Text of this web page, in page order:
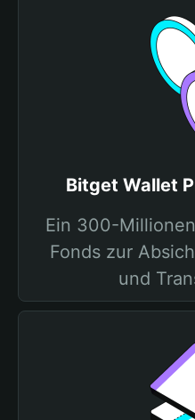
Bitget Wallet
Ein 300-
Fonds zur
und